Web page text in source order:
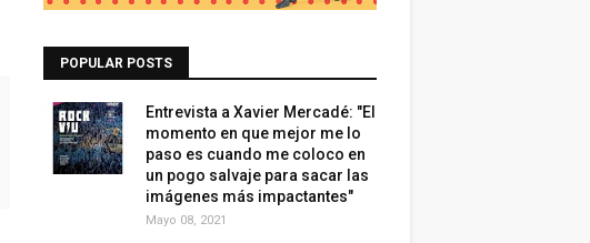
POPULAR POSTS
Entrevista a Xavier Mercadé: "El
momento en que mejor me lo
paso es cuando me coloco en
un pogo salvaje para sacar las
imágenes más impactantes"
Mayo 08, 2021